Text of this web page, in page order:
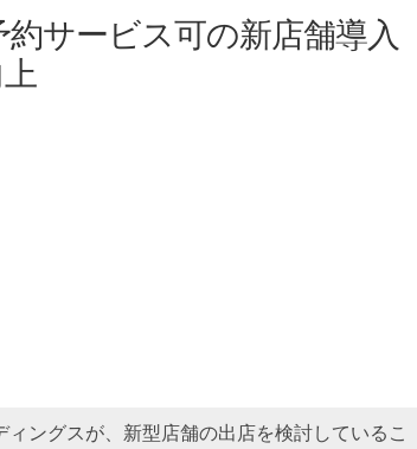
サービス可の新店舗導入
ングスが、新型店舗の出店を検討しているこ